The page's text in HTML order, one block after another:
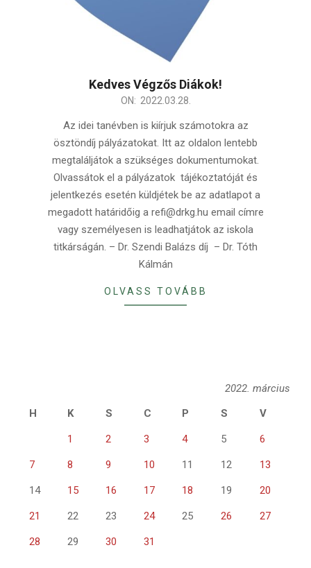
Kedves Végzős Diákok!
ON: 2022.03.28.
Az idei tanévben is kiírjuk számotokra az
ösztöndíj pályázatokat. Itt az oldalon lentebb
megtaláljátok a szükséges dokumentumokat.
Olvassátok el a pályázatok tájékoztatóját és
jelentkezés esetén küldjétek be az adatlapot a
megadott határidőig a refi@drkg.hu email címre
vagy személyesen is leadhatjátok az iskola
titkárságán. – Dr. Szendi Balázs díj – Dr. Tóth
Kálmán
OLVASS TOVÁBB
2022. március
H
K S C P S V
1 2 3 4 5 6
7 8 9 10 11 12 13
14 15 16 17 18 19 20
21 22 23 24 25 26 27
28 29 30 31